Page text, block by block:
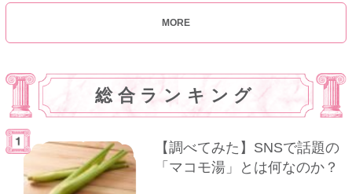
MORE
総合ランキング
【調べてみた】SNSで話題の
「マコモ湯」とは何なのか？